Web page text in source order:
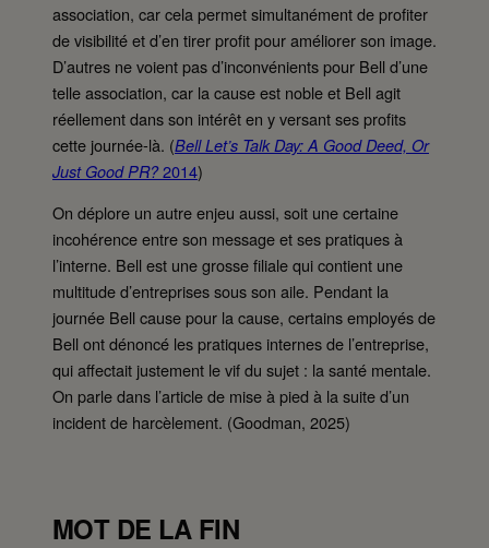
association, car cela permet simultanément de profiter
de visibilité et d’en tirer profit pour améliorer son image.
D’autres ne voient pas d’inconvénients pour Bell d’une
telle association, car la cause est noble et Bell agit
réellement dans son intérêt en y versant ses profits
cette journée-là. (Bell Let’s Talk Day: A Good Deed, Or
Just Good PR?2014)
On déplore un autre enjeu aussi, soit une certaine
incohérence entre son message et ses pratiques à
l’interne. Bell est une grosse filiale qui contient une
multitude d’entreprises sous son aile. Pendant la
journée Bell cause pour la cause, certains employés de
Bell ont dénoncé les pratiques internes de l’entreprise,
qui affectait justement le vif du sujet : la santé mentale.
On parle dans l’article de mise à pied à la suite d’un
incident de harcèlement. (Goodman, 2025)
MOT DE LA FIN